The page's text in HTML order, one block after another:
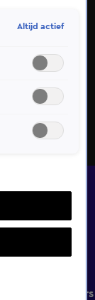
nu met hem
aan tafel
uit de
Beste Zangers
Altijd actief